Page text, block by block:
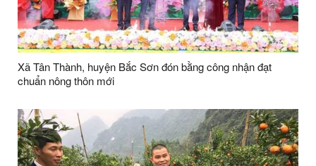
Xã Tân Thành, huyện Bắc Sơn đón bằng công nhận đạt
chuẩn nông thôn mới